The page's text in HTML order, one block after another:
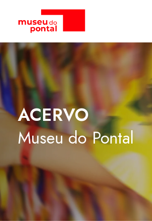
ACERVO
Museu do Pontal